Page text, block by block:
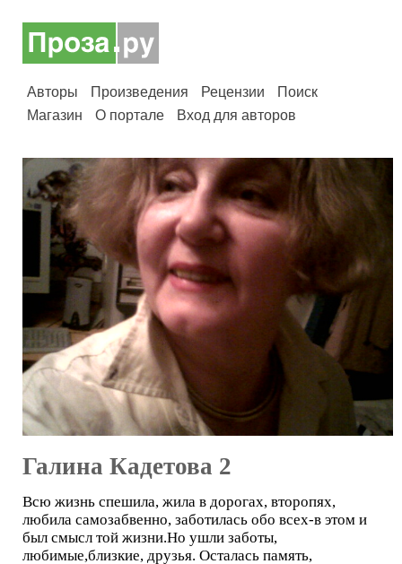
Авторы Произведения Рецензии
Поиск
Магазин
О портале Вход для авторов
Галина Кадетова 2
Всю жизнь спешила, жила в дорогах, второпях,
любила самозабвенно, заботилась обо всех-в этом и
был смысл той жизни.Но ушли заботы,
любимые,близкие, друзья. Осталась память,